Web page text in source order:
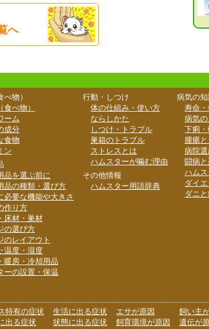
へ
物）
食べ物）
ーム
成分
食物
ン
品を選ぶ前に
品の種類・選び方
必要な機能や大きさ
作り方
床材・巣材
の選び方
のレイアウト
温度・湿度
暖房・冷却用品
ーの設置・保温
行動・しつけ
体の仕組み・使い方
ならしかた
しつけ・トラブル
巣箱のトラブル
ストレスとは
ハムスターが噛む理由
その他情報
ハムスター用語辞典
病気の
寿命
病気
下痢
腫瘍
病院
闘病
ハム
ダイエ
ダニ
特有の症状
出る症状
生活に出る症状
状態に出る症状
エサが原因
飼育環境が原因
飼い主
遺伝が